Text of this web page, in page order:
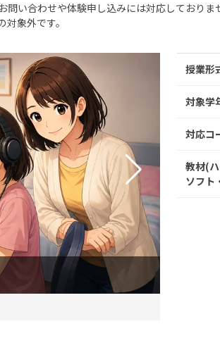
い合わせや体験申し込みには対応しておりま
象外です。
授業形
対象学
対応コ
教材(ハ
ソフト